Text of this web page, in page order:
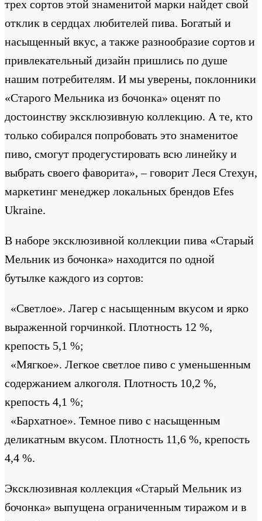
трех сортов этой знаменитой марки найдет свой
отклик в сердцах любителей пива. Богатый и
насыщенный вкус, а также разнообразие сортов и
привлекательный дизайн пришлись по душе
нашим потребителям. И мы уверены, поклонники
«Старого Мельника из бочонка» оценят по
достоинству эксклюзивную коллекцию. А те, кто
только собирался попробовать это знаменитое
пиво, смогут продегустировать всю линейку и
выбрать своего фаворита», – говорит Леся Стехун,
маркетинг менеджер локальных брендов Efes
Ukraine.
В наборе эксклюзивной коллекции пива «Старый
Мельник из бочонка» находится по одной
бутылке каждого из сортов:
«Светлое». Лагер с насыщенным вкусом и ярко
выраженной горчинкой. Плотность 12 %,
крепость 5,1 %;
«Мягкое». Легкое светлое пиво с уменьшенным
содержанием алкоголя. Плотность 10,2 %,
крепость 4,1 %;
«Бархатное». Темное пиво с насыщенным
деликатным вкусом. Плотность 11,6 %, крепость
4,4 %.
Эксклюзивная коллекция «Старый Мельник из
бочонка» выпущена ограниченным тиражом и в